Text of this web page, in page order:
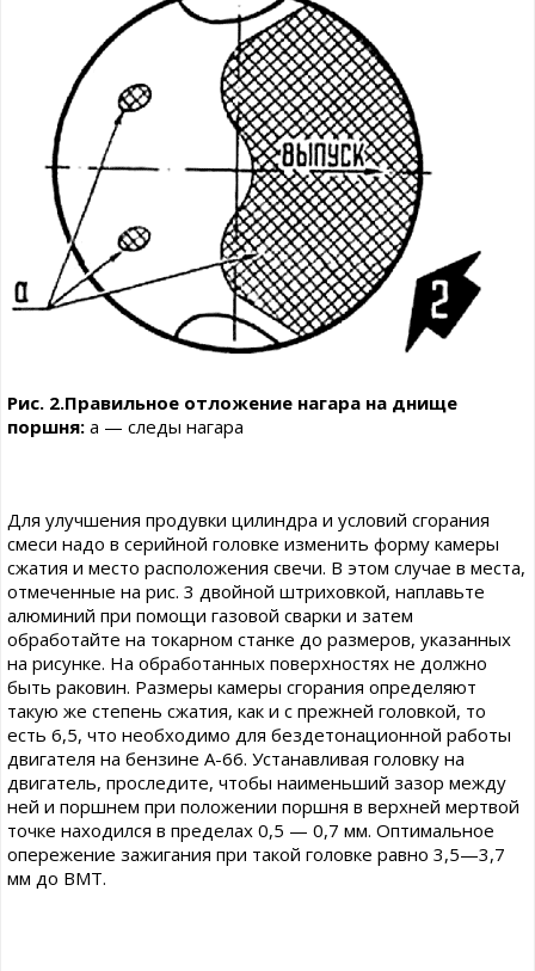
Рис. 2.Правильное отложение нагара на днище
поршня: а — следы нагара
Для улучшения продувки цилиндра и условий сгорания
смеси надо в серийной головке изменить форму камеры
сжатия и место расположения свечи. В этом случае в места,
отмеченные на рис. 3 двойной штриховкой, наплавьте
алюминий при помощи газовой сварки и затем
обработайте на токарном станке до размеров, указанных
на рисунке. На обработанных поверхностях не должно
быть раковин. Размеры камеры сгорания определяют
такую же степень сжатия, как и с прежней головкой, то
есть 6,5, что необходимо для бездетонационной работы
двигателя на бензине А-66. Устанавливая головку на
двигатель, проследите, чтобы наименьший зазор между
ней и поршнем при положении поршня в верхней мертвой
точке находился в пределах 0,5 — 0,7 мм. Оптимальное
опережение зажигания при такой головке равно 3,5—3,7
мм до ВМТ.